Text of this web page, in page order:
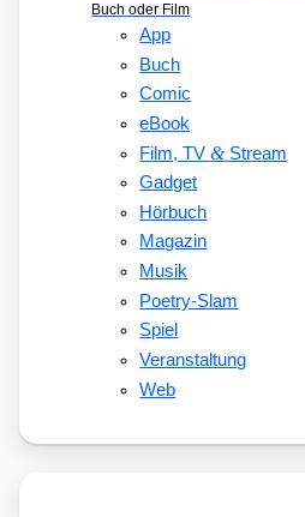
Buch oder Film
App
Buch
Comic
eBook
Film, TV&Stream
Gadget
Hörbuch
Magazin
Musik
Poetry-Slam
Spiel
Veranstaltung
Web